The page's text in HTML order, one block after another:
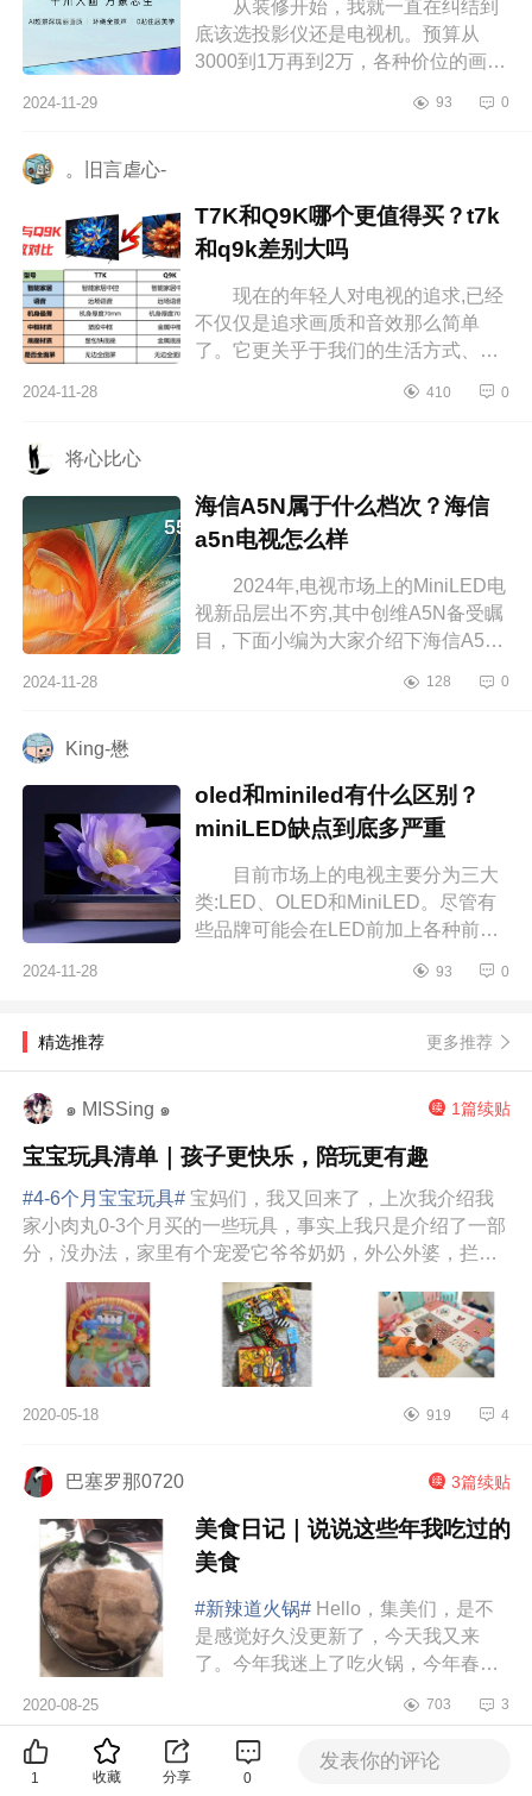
从装修开始，我就一直在纠结到
底该选投影仪还是电视机。预算从
3000到1万再到2万，各种价位的画质
择了卡萨帝电视机，这真是一个明智
2024-11-29 93 0
。旧言虐心-
T7K和Q9K哪个更值得买？t7k
和q9k差别大吗
现在的年轻人对电视的追求,已经
不仅仅是追求画质和音效那么简单
了。它更关乎于我们的生活方式、审
小编为大家介绍下T7K和Q9K哪个更
2024-11-28 410 0
将心比心
海信A5N属于什么档次？海信
a5n电视怎么样
2024年,电视市场上的MiniLED电
视新品层出不穷,其中创维A5N备受瞩
目，下面小编为大家介绍下海信A5N
样 海信A5N属于什么档次 海
2024-11-28 128 0
King-懋
oled和miniled有什么区别？
miniLED缺点到底多严重
目前市场上的电视主要分为三大
类:LED、OLED和MiniLED。尽管有
些品牌可能会在LED前加上各种前缀,
面小编为大家介绍下oled和miniled有
2024-11-28 93 0
精选推荐 更多推荐
๑ MISSing ๑ 1篇续贴
宝宝玩具清单｜孩子更快乐，陪玩更有趣
#4-6个月宝宝玩具# 宝妈们，我又回来了，上次我介绍我
家小肉丸0-3个月买的一些玩具，事实上我只是介绍了一部
分，没办法，家里有个宠爱它爷爷奶奶，外公外婆，拦都
拦不住，今天继续介绍我家小肉...
2020-05-18 919 4
巴塞罗那0720 3篇续贴
美食日记｜说说这些年我吃过的
美食
#新辣道火锅# Hello，集美们，是不
是感觉好久没更新了，今天我又来
了。今年我迷上了吃火锅，今年春节
我带火锅料回去了，来到合肥，自从
可以饭店吃饭到现...
2020-08-25 703 3
东方雅仕女装
1 收藏 分享 0
发表你的评论